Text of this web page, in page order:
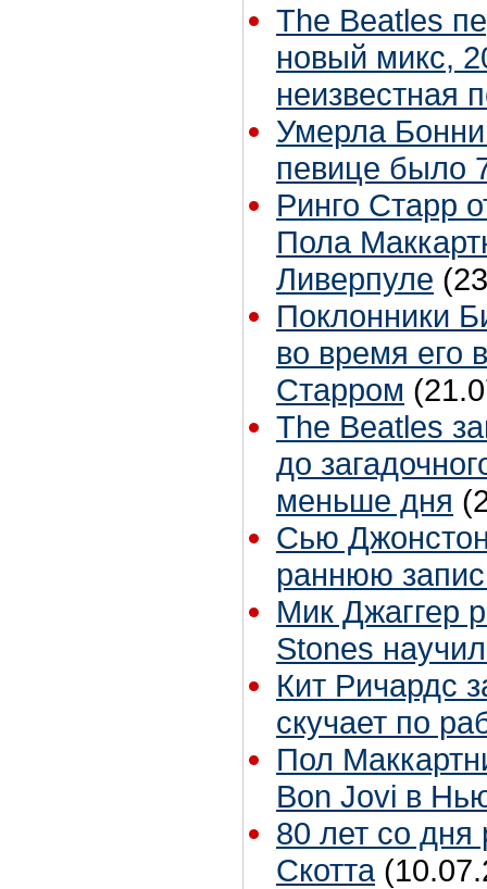
The Beatles
новый микс,
неизвестная
Умерла
певице было
Ринго Старр
Пола
Ливерпуле
Поклонники
во время его
Старром
The Beatles
до
меньше дня
Сью
раннюю
Мик Джаггер
Stones
Кит Ричардс
скучает по
Пол
Bon Jovi в
80 лет со
Скотта